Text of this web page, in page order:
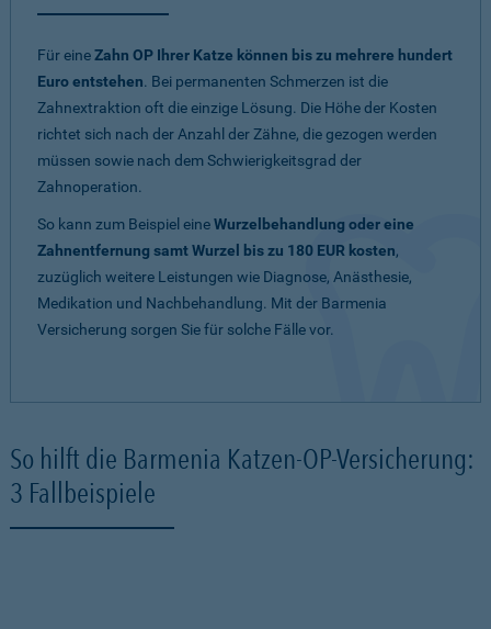
Für eineZahn OP Ihrer Katze können bis zu mehrere hundert
Euro entstehen. Bei permanenten Schmerzen ist die
Zahnextraktion oft die einzige Lösung. Die Höhe der Kosten
richtet sich nach der Anzahl der Zähne, die gezogen werden
müssen sowie nach dem Schwierigkeitsgrad der
Zahnoperation.
So kann zum Beispiel eineWurzelbehandlung oder eine
Zahnentfernung samt Wurzel bis zu 180 EUR kosten,
zuzüglich weitere Leistungen wie Diagnose, Anästhesie,
Medikation und Nachbehandlung. Mit der Barmenia
Versicherung sorgen Sie für solche Fälle vor.
So hilft die Barmenia Katzen-OP-Versicherung:
3 Fallbeispiele